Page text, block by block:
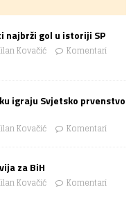
najbrži gol u istoriji SP
Kovačić
Komentari
igraju Svjetsko prvenstvo
Kovačić
Komentari
za BiH
Kovačić
Komentari